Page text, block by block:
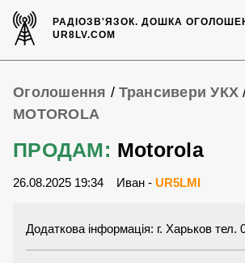
РАДІОЗВ'ЯЗОК.ДОШКА
UR8LV.COM
Оголошення / Трансивери УКХ
MOTOROLA
ПРОДАМ: Motorola
26.08.2025 19:34 Иван - UR5LMI
Додаткова інформація: г. Харьков тел.